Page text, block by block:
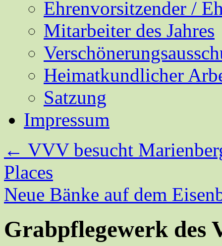
Ehrenvorsitzender /
Mitarbeiter des Jahres
Heimatkundlicher
Satzung
Impressum
← VVV besucht
Places
Neue Bänke auf dem
Grabpflegewerk des